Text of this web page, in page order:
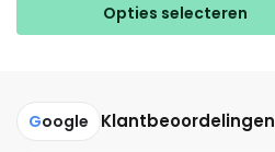
Opties selecteren
heeft
Deze
optie
Google Klantbeoordelingen